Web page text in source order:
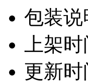
包装说
上架
更新时